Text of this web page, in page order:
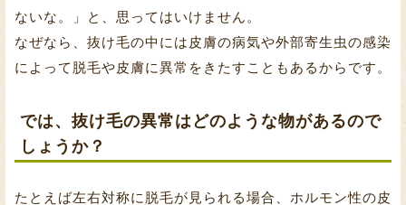
ないな。」と、思ってはいけません。
なぜなら、抜け毛の中には皮膚の病気や外部寄生虫の感染
によって脱毛や皮膚に異常をきたすこともあるからです。
では、抜け毛の異常はどのような物があるので
しょうか？
たとえば左右対称に脱毛が見られる場合、ホルモン性の皮